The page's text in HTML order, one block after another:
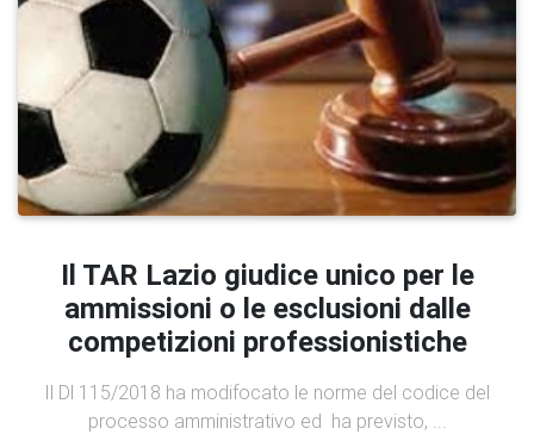
Il TAR Lazio giudice unico per le
ammissioni o le esclusioni dalle
competizioni professionistiche
Il Dl 115/2018 ha modifocato le norme del codice del
processo amministrativo ed ha previsto, ...